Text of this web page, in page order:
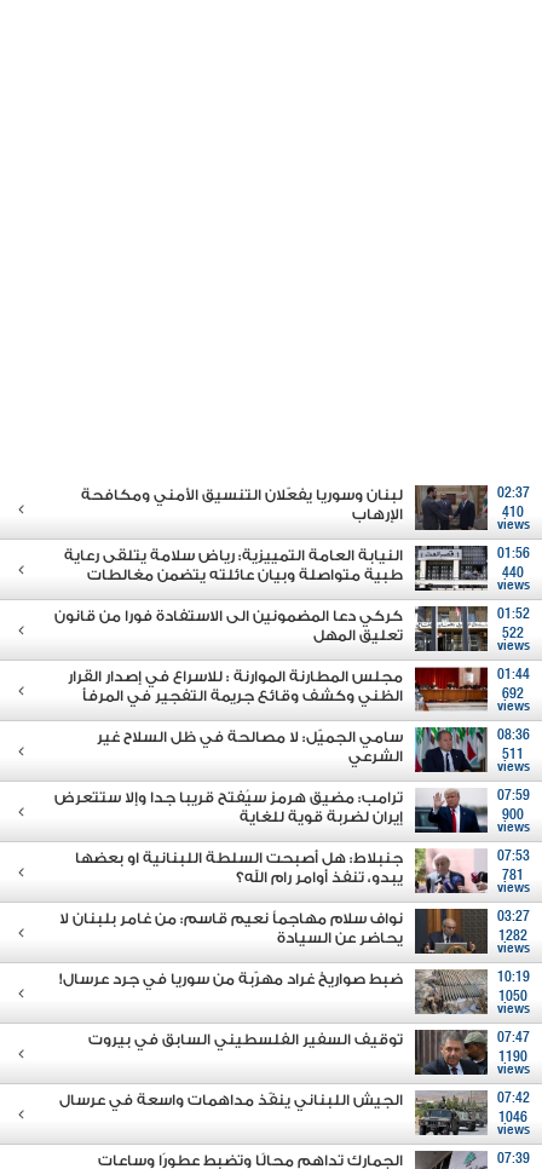
02:37
410
views
لبنان وسوريا يفعّلان التنسيق الأمني ومكافحة
الإرهاب
01:56
440
views
النيابة العامة التمييزية: رياض سلامة يتلقى رعاية
طبية متواصلة وبيان عائلته يتضمن مغالطات
01:52
522
views
كركي دعا المضمونين الى الاستفادة فورا من قانون
تعليق المهل
01:44
692
views
مجلس المطارنة الموارنة : للاسراع في إصدار القرار
الظني وكشف وقائع جريمة التفجير في المرفأ
08:36
511
views
سامي الجميّل: لا مصالحة في ظل السلاح غير
الشرعي
07:59
900
views
ترامب: مضيق هرمز سيُفتح قريبا جدا وإلا ستتعرض
إيران لضربة قوية للغاية
07:53
781
views
جنبلاط: هل أصبحت السلطة اللبنانية او بعضها
يبدو، تنفذ أوامر رام الله؟
03:27
1282
views
نواف سلام مهاجماً نعيم قاسم: من غامر بلبنان لا
يحاضر عن السيادة
10:19
1050
views
ضبط صواريخ غراد مهرّبة من سوريا في جرد عرسال!
07:47
1190
views
توقيف السفير الفلسطيني السابق في بيروت
07:42
1046
views
الجيش اللبناني ينفّذ مداهمات واسعة في عرسال
07:39
الجمارك تداهم محالًا وتضبط عطورًا وساعات